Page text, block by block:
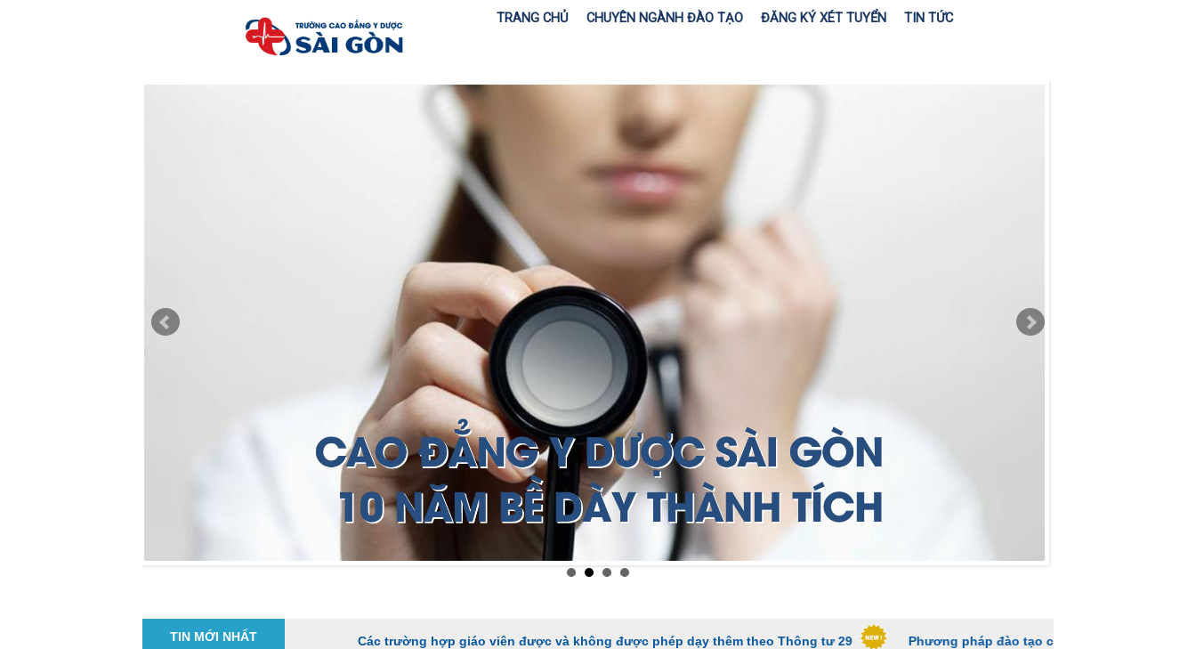
TRANG CHỦ CHUYÊN NGÀNH ĐÀO TẠO ĐĂNG KÝ XÉT TUYỂN TIN TỨC
Các trường hợp giáo viên được và không được phép dạy thêm theo Thông tư 29 Phương pháp đào tạo các trường ĐH để sinh viên không
TIN MỚI NHẤT